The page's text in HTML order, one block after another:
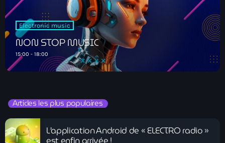
Electronic music
NON STOP MUSIC
15:00 - 18:00
Articles les plus populaires
L’application Android de « ELECTRO radio »